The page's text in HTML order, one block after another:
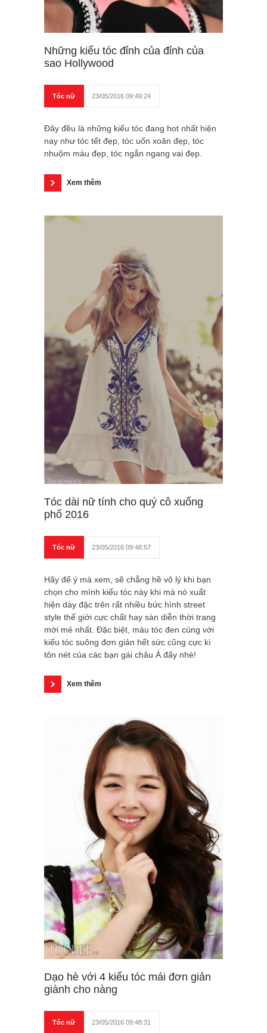
Những kiểu tóc đỉnh của đỉnh của
sao Hollywood
Tóc nữ 23/05/2016 09:49:24
Đây đều là những kiểu tóc đang hot nhất hiện
nay như tóc tết đẹp, tóc uốn xoăn đẹp, tóc
nhuộm màu đẹp, tóc ngắn ngang vai đẹp.
Xem thêm
Tóc dài nữ tính cho quý cô xuống
phố 2016
Tóc nữ 23/05/2016 09:48:57
Hãy để ý mà xem, sẽ chẳng hề vô lý khi bạn
chọn cho mình kiểu tóc này khi mà nó xuất
hiện dày đặc trên rất nhiều bức hình street
style thế giới cực chất hay sàn diễn thời trang
mới mẻ nhất. Đặc biệt, màu tóc đen cùng với
kiểu tóc suông đơn giản hết sức cũng cực kì
tôn nét của các bạn gái châu Á đấy nhé!
Xem thêm
Dạo hè với 4 kiểu tóc mái đơn giản
giành cho nàng
Tóc nữ 23/05/2016 09:48:31